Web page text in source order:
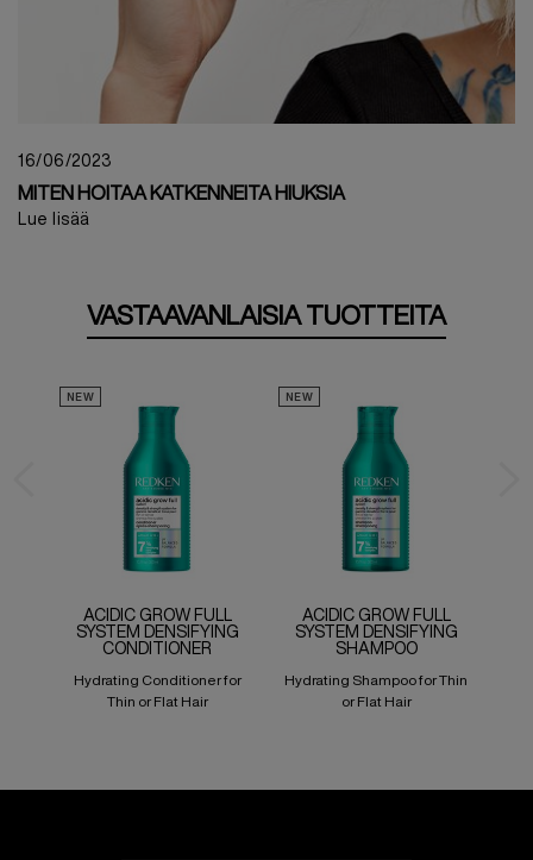
16/06/2023
MITEN HOITAA KATKENNEITA HIUKSIA
Lue lisää
VASTAAVANLAISIA TUOTTEITA
NEW
ACIDIC GROW FULL
SYSTEM DENSIFYING
CONDITIONER
Hydrating Conditioner for
Thin or Flat Hair
NEW
ACIDIC GROW FULL
SYSTEM DENSIFYING
SHAMPOO
Hydrating Shampoo for Thin
or Flat Hair